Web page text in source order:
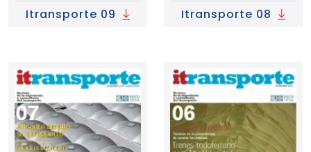
Itransporte 09 Itransporte 08